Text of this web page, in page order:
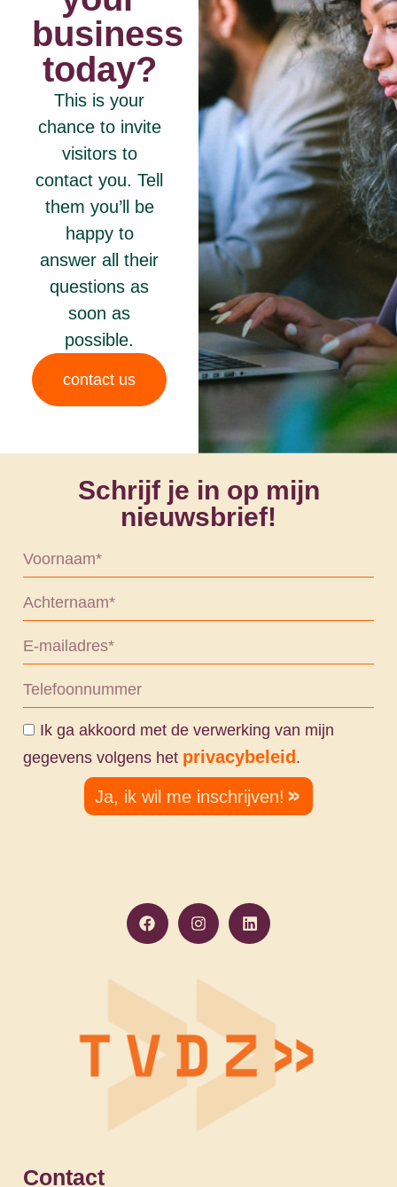
business
today?
This is your
chance to invite
visitors to
contact you. Tell
them you’ll be
happy to
answer all their
questions as
soon as
possible.
contact us
Schrijf je in op mijn
nieuwsbrief!
Ik ga akkoord met de verwerking van mijn
gegevens volgens het privacybeleid .
Ja, ik wil me inschrijven!
Contact